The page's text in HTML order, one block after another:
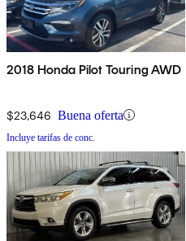
2018 Honda Pilot Touring AWD
$23,646 Buena oferta
Incluye tarifas de conc.